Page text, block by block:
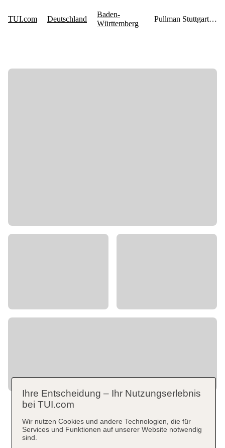
Ihre Entscheidung – Ihr Nutzungserlebnis
bei TUI.com
Wir nutzen Cookies und andere Technologien, die für
Services und Funktionen auf unserer Website notwendig
sind.